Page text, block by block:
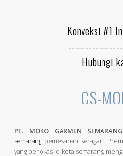
Konveksi #1
Hubungi
CS-
PT. MOKO GARMEN SEMARANG
semarangpemesanan seragam
yang berlokasi di kota semarang,